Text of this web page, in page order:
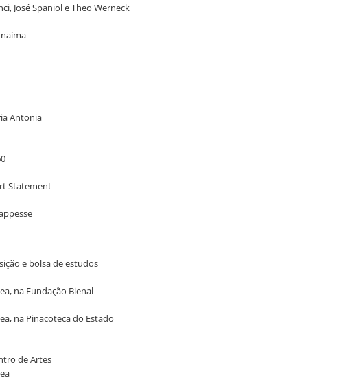
José Spaniol e Theo Werneck
Antonia
Statement
e bolsa de estudos
na Fundação Bienal
na Pinacoteca do Estado
de Artes